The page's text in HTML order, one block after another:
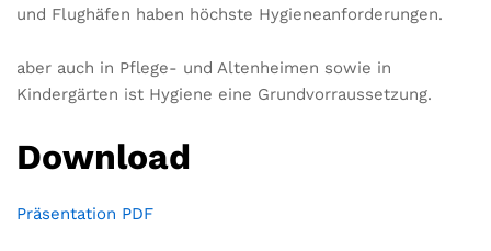
und Flughäfen haben höchste Hygieneanforderungen.
aber auch in Pflege- und Altenheimen sowie in
Kindergärten ist Hygiene eine Grundvorraussetzung.
Download
Präsentation PDF